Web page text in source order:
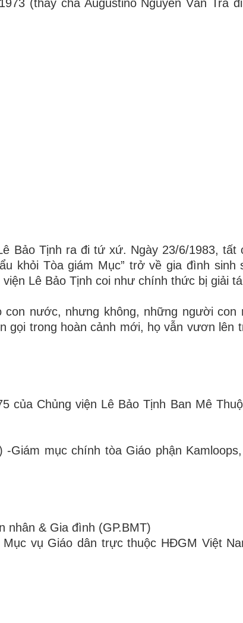
(thay cha Augustinô Nguyễn Văn Tra
Bảo Tịnh ra đi tứ xứ. Ngày 23/6/1983, tất
khỏi Tòa giám Mục” trở về gia đình sinh
Lê Bảo Tịnh coi như chính thức bị giải
nước, nhưng không, những người con
gọi trong hoàn cảnh mới, họ vẫn vươn lên
của Chủng viện Lê Bảo Tịnh Ban Mê
-Giám mục chính tòa Giáo phận Kamloops,
nhân & Gia đình (GP.BMT)
vụ Giáo dân trực thuộc HĐGM Việt